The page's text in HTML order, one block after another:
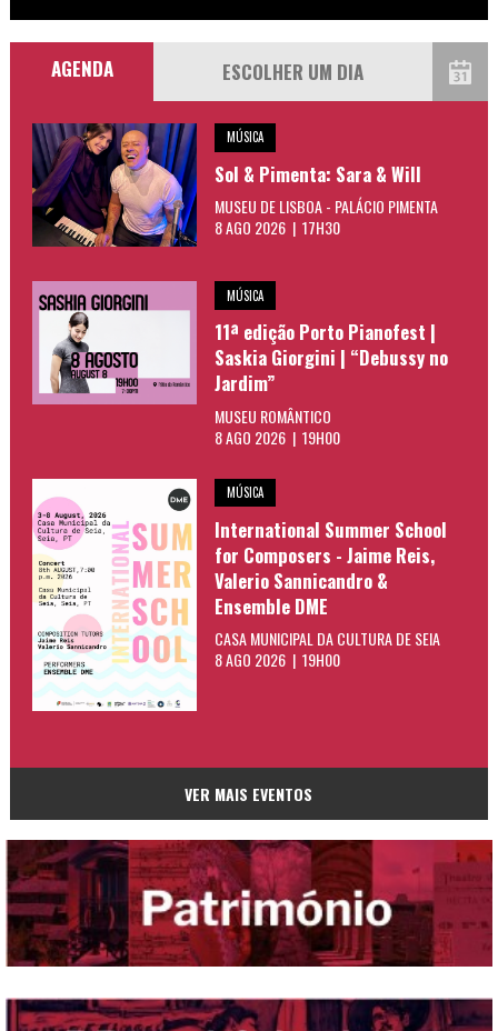
AGENDA
MÚSICA
Sol & Pimenta: Sara & Will
MUSEU DE LISBOA - PALÁCIO PIMENTA
8 AGO 2026 | 17H30
MÚSICA
11ª edição Porto Pianofest |
Saskia Giorgini | “Debussy no
Jardim”
MUSEU ROMÂNTICO
8 AGO 2026 | 19H00
MÚSICA
International Summer School
for Composers - Jaime Reis,
Valerio Sannicandro &
Ensemble DME
CASA MUNICIPAL DA CULTURA DE SEIA
8 AGO 2026 | 19H00
VER MAIS EVENTOS